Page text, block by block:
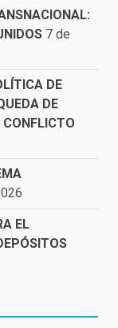
7 de
DE
DE
CONFLICTO
EL